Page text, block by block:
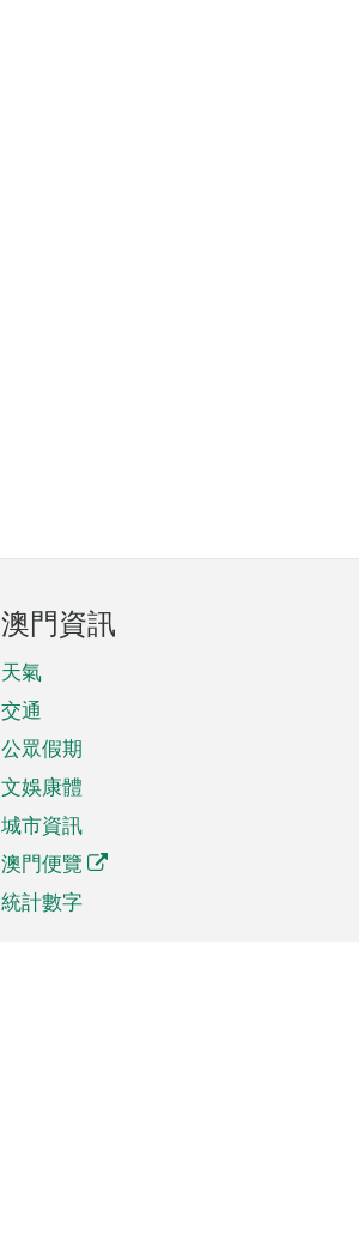
澳門資訊
天氣
交通
公眾假期
文娛康體
城市資訊
澳門便覽
統計數字